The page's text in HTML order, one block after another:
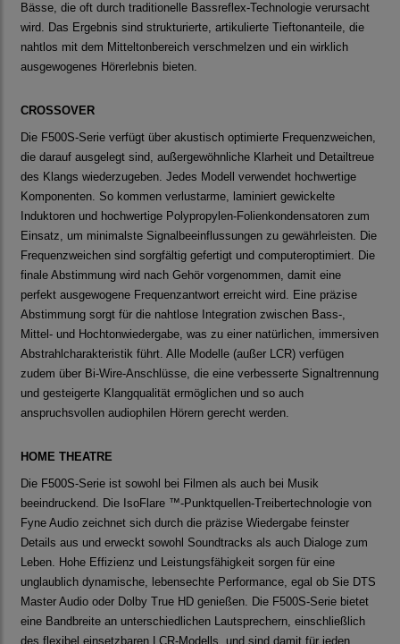
Bässe, die oft durch traditionelle Bassreflex-Technologie verursacht
wird. Das Ergebnis sind strukturierte, artikulierte Tieftonanteile, die
nahtlos mit dem Mitteltonbereich verschmelzen und ein wirklich
ausgewogenes Hörerlebnis bieten.
CROSSOVER
Die F500S-Serie verfügt über akustisch optimierte Frequenzweichen,
die darauf ausgelegt sind, außergewöhnliche Klarheit und Detailtreue
des Klangs wiederzugeben. Jedes Modell verwendet hochwertige
Komponenten. So kommen verlustarme, laminiert gewickelte
Induktoren und hochwertige Polypropylen-Folienkondensatoren zum
Einsatz, um minimalste Signalbeeinflussungen zu gewährleisten. Die
Frequenzweichen sind sorgfältig gefertigt und computeroptimiert. Die
finale Abstimmung wird nach Gehör vorgenommen, damit eine
perfekt ausgewogene Frequenzantwort erreicht wird. Eine präzise
Abstimmung sorgt für die nahtlose Integration zwischen Bass-,
Mittel- und Hochtonwiedergabe, was zu einer natürlichen, immersiven
Abstrahlcharakteristik führt. Alle Modelle (außer LCR) verfügen
zudem über Bi-Wire-Anschlüsse, die eine verbesserte Signaltrennung
und gesteigerte Klangqualität ermöglichen und so auch
anspruchsvollen audiophilen Hörern gerecht werden.
HOME THEATRE
Die F500S-Serie ist sowohl bei Filmen als auch bei Musik
beeindruckend. Die IsoFlare ™-Punktquellen-Treibertechnologie von
Fyne Audio zeichnet sich durch die präzise Wiedergabe feinster
Details aus und erweckt sowohl Soundtracks als auch Dialoge zum
Leben. Hohe Effizienz und Leistungsfähigkeit sorgen für eine
unglaublich dynamische, lebensechte Performance, egal ob Sie DTS
Master Audio oder Dolby True HD genießen. Die F500S-Serie bietet
eine Bandbreite an unterschiedlichen Lautsprechern, einschließlich
des flexibel einsetzbaren LCR-Modells, und sind damit für jeden